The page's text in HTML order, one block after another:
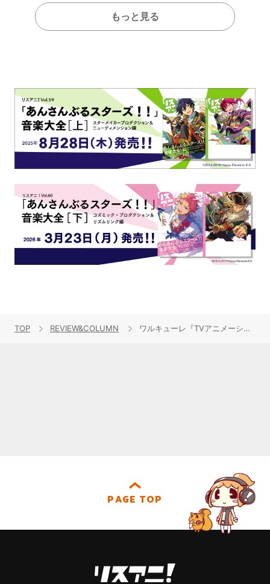
もっと見る
TOP REVIEW&COLUMN ワルキューレ『TVアニメーション「マクロスΔ」ボーカルアルバム Walküre Attack!』レビュー
PAGE TOP